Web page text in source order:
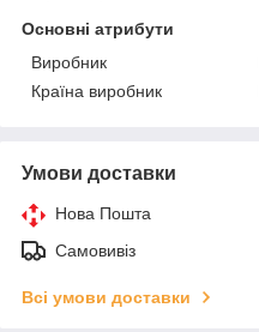
Основні атрибути
Виробник
Країна виробник
Умови доставки
Нова Пошта
Самовивіз
Всі умови доставки